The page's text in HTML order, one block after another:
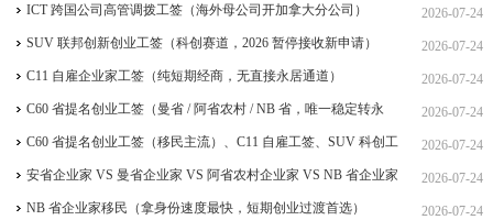
签、ICT 跨国高管工签比较 2026-07-24
ICT 跨国公司高管调拨工签（海外母公司开加拿大分公司）
2026-07-24
SUV 联邦创新创业工签（科创赛道，2026 暂停接收新申请）
2026-07-24
C11 自雇企业家工签（纯短期经商，无直接永居通道）
2026-07-24
C60 省提名创业工签（曼省 / 阿省农村 / NB 省，唯一稳定转永
居，重点） 2026-07-24
C60 省提名创业工签（移民主流）、C11 自雇工签、SUV 科创工
签、ICT 跨国高管工签 2026-07-24
安省企业家 VS 曼省企业家 VS 阿省农村企业家 VS NB 省企业家
四合一详细对比（2026 年 7 月最新官方政策） 2026-07-24
NB 省企业家移民（拿身份速度最快，短期创业过渡首选）